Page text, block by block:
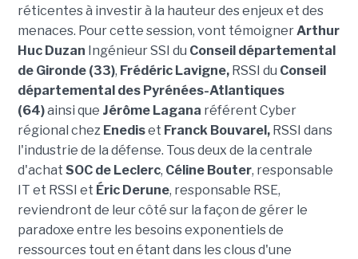
réticentes à investir à la hauteur des enjeux et des
menaces. Pour cette session, vont témoignerArthur
Huc Duzan Ingénieur SSI du Conseil départemental
de Gironde (33), Frédéric Lavigne,RSSI du Conseil
départemental des Pyrénées-Atlantiques
(64)ainsi que Jérôme Lagana référent Cyber
régional chezEnediset Franck Bouvarel, RSSI dans
l'industrie de la défense. Tous deux de la centrale
d'achat SOC de Leclerc, Céline Bouter, responsable
IT et RSSI et Éric Derune, responsable RSE,
reviendront de leur côté sur la façon de gérer le
paradoxe entre les besoins exponentiels de
ressources tout en étant dans les clous d'une